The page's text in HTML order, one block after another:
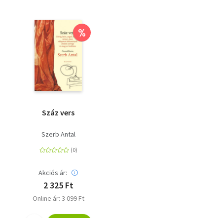
%
Száz vers
Szerb Antal
Akciós ár:
2 325 Ft
Online ár: 3 099 Ft